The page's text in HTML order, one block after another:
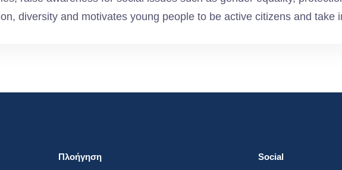
diversity and motivates young people to be active citizens and take
Πλοήγηση Social